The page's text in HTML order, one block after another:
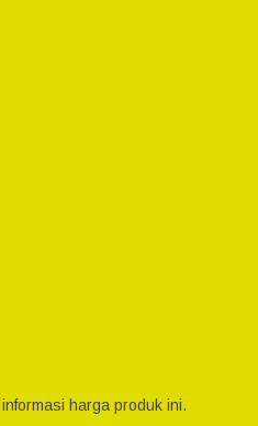
harga produk ini.